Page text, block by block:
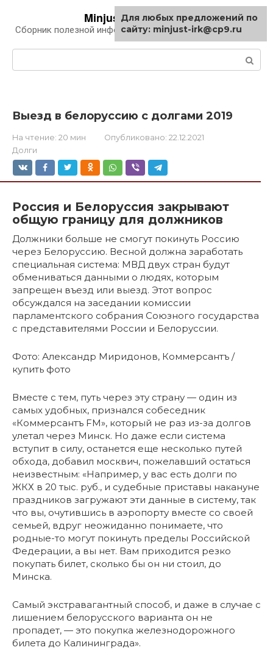
контенту
Minjust-irk.ru
Сборник полезной информации про автомобили
Выезд в белоруссию с долгами 2019
На чтение: 20 мин Опубликовано: 22.12.2021
Долги
Россия и Белоруссия закрывают
общую границу для должников
Должники больше не смогут покинуть Россию
через Белоруссию. Весной должна заработать
специальная система: МВД двух стран будут
обмениваться данными о людях, которым
запрещен въезд или выезд. Этот вопрос
обсуждался на заседании комиссии
парламентского собрания Союзного государства
с представителями России и Белоруссии.
Фото: Александр Миридонов, Коммерсантъ /
купить фото
Вместе с тем, путь через эту страну — один из
самых удобных, признался собеседник
«Коммерсантъ FM», который не раз из-за долгов
улетал через Минск. Но даже если система
вступит в силу, останется еще несколько путей
обхода, добавил москвич, пожелавший остаться
неизвестным: «Например, у вас есть долги по
ЖКХ в 20 тыс. руб., и судебные приставы накануне
праздников загружают эти данные в систему, так
что вы, очутившись в аэропорту вместе со своей
семьей, вдруг неожиданно понимаете, что
родные-то могут покинуть пределы Российской
Федерации, а вы нет. Вам приходится резко
покупать билет, сколько бы он ни стоил, до
Минска.
Самый экстравагантный способ, и даже в случае с
лишением белорусского варианта он не
пропадет, — это покупка железнодорожного
билета до Калининграда».
Для любых предложений по
сайту: minjust-irk@cp9.ru